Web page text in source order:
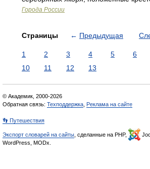
Города России
Страницы ← Предыдущая
1 2 3 4 5 6
10
11 12 13
© Академик, 2000-2026
Обратная связь: Техподдержка Реклама на сайте
👣 Путешествия
Экспорт словарей на сайты , сделанные на PHP,
WordPress, MODx.